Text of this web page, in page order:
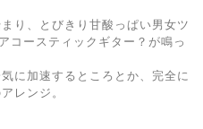
り、とびきり甘酸っぱい男女ツ
コースティックギター？が鳴っ
に加速するところとか、完全に
レンジ。